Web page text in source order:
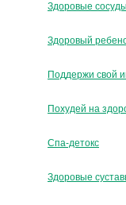
Здоровые сосуды
Здоровый
Поддержи свой
Похудей на
Спа-детокс
Здоровые